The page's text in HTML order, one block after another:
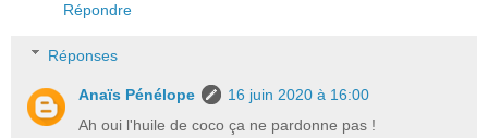
Répondre
Réponses
Anaïs Pénélope
16 juin 2020 à 16:00
Ah oui l'huile de coco ça ne pardonne pas !